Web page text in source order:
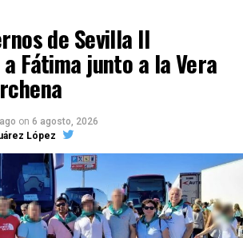
de Sevilla II
Fátima junto a la Vera
on 6 agosto, 2026
López